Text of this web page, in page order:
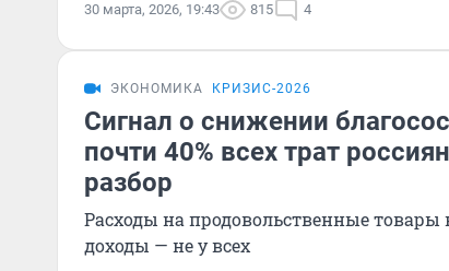
30 марта, 2026, 19:43 815 4
ЭКОНОМИКА КРИЗИС-2026
Сигнал о снижении
почти 40% всех трат
разбор
Расходы на продовольственные товары
доходы — не у всех